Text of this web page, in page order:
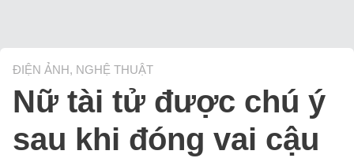
ĐIỆN ẢNH, NGHỆ THUẬT
Nữ tài tử được chú ý
sau khi đóng vai cậu